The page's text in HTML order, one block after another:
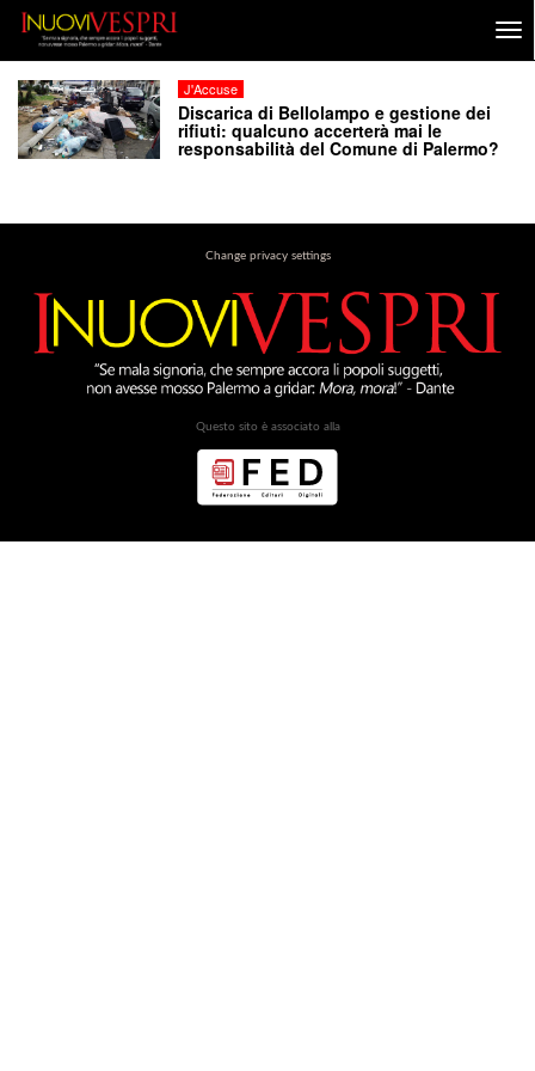
J'Accuse
Discarica di Bellolampo e gestione dei
rifiuti: qualcuno accerterà mai le
responsabilità del Comune di Palermo?
Change privacy settings
Questo sito è associato alla